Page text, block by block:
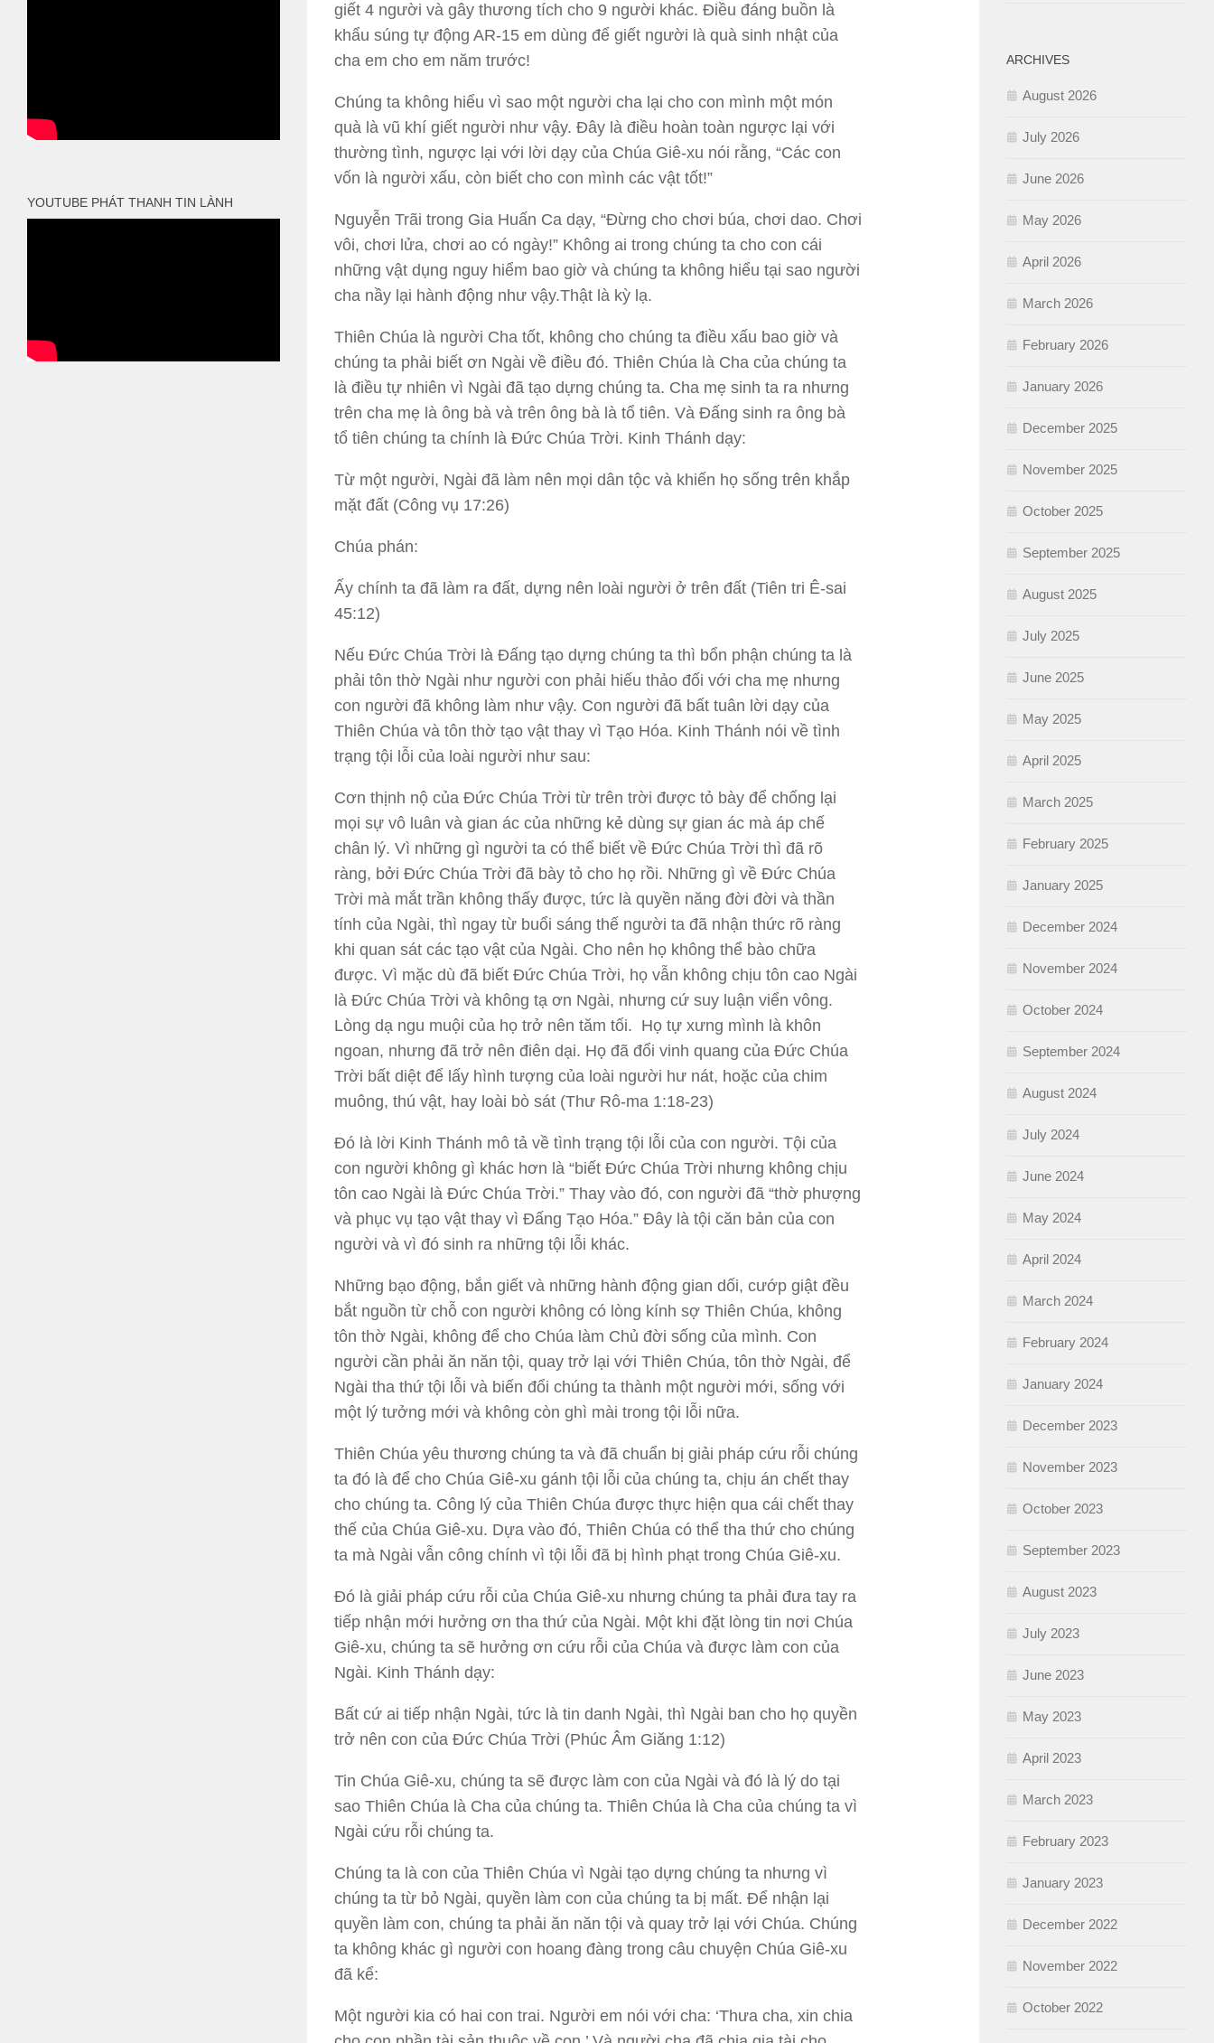
giết 4 người và gây thương tích cho 9 người khác. Điều đáng buồn là
khẩu súng tự động AR-15 em dùng để giết người là quà sinh nhật của
cha em cho em năm trước!
Chúng ta không hiểu vì sao một người cha lại cho con mình một món
quà là vũ khí giết người như vậy. Đây là điều hoàn toàn ngược lại với
thường tình, ngược lại với lời dạy của Chúa Giê-xu nói rằng, “Các con
vốn là người xấu, còn biết cho con mình các vật tốt!”
Nguyễn Trãi trong Gia Huấn Ca dạy, “Đừng cho chơi búa, chơi dao. Chơi
vôi, chơi lửa, chơi ao có ngày!” Không ai trong chúng ta cho con cái
những vật dụng nguy hiểm bao giờ và chúng ta không hiểu tại sao người
cha nầy lại hành động như vậy.Thật là kỳ lạ.
Thiên Chúa là người Cha tốt, không cho chúng ta điều xấu bao giờ và
chúng ta phải biết ơn Ngài về điều đó. Thiên Chúa là Cha của chúng ta
là điều tự nhiên vì Ngài đã tạo dựng chúng ta. Cha mẹ sinh ta ra nhưng
trên cha mẹ là ông bà và trên ông bà là tổ tiên. Và Đấng sinh ra ông bà
tổ tiên chúng ta chính là Đức Chúa Trời. Kinh Thánh dạy:
Từ một người, Ngài đã làm nên mọi dân tộc và khiến họ sống trên khắp
mặt đất (Công vụ 17:26)
Chúa phán:
Ấy chính ta đã làm ra đất, dựng nên loài người ở trên đất (Tiên tri Ê-sai
45:12)
Nếu Đức Chúa Trời là Đấng tạo dựng chúng ta thì bổn phận chúng ta là
phải tôn thờ Ngài như người con phải hiếu thảo đối với cha mẹ nhưng
con người đã không làm như vậy. Con người đã bất tuân lời dạy của
Thiên Chúa và tôn thờ tạo vật thay vì Tạo Hóa. Kinh Thánh nói về tình
trạng tội lỗi của loài người như sau:
Cơn thịnh nộ của Đức Chúa Trời từ trên trời được tỏ bày để chống lại
mọi sự vô luân và gian ác của những kẻ dùng sự gian ác mà áp chế
chân lý. Vì những gì người ta có thể biết về Đức Chúa Trời thì đã rõ
ràng, bởi Đức Chúa Trời đã bày tỏ cho họ rồi. Những gì về Đức Chúa
Trời mà mắt trần không thấy được, tức là quyền năng đời đời và thần
tính của Ngài, thì ngay từ buổi sáng thế người ta đã nhận thức rõ ràng
khi quan sát các tạo vật của Ngài. Cho nên họ không thể bào chữa
được. Vì mặc dù đã biết Đức Chúa Trời, họ vẫn không chịu tôn cao Ngài
là Đức Chúa Trời và không tạ ơn Ngài, nhưng cứ suy luận viển vông.
Lòng dạ ngu muội của họ trở nên tăm tối. Họ tự xưng mình là khôn
ngoan, nhưng đã trở nên điên dại. Họ đã đổi vinh quang của Đức Chúa
Trời bất diệt để lấy hình tượng của loài người hư nát, hoặc của chim
muông, thú vật, hay loài bò sát (Thư Rô-ma 1:18-23)
Đó là lời Kinh Thánh mô tả về tình trạng tội lỗi của con người. Tội của
con người không gì khác hơn là “biết Đức Chúa Trời nhưng không chịu
tôn cao Ngài là Đức Chúa Trời.” Thay vào đó, con người đã “thờ phượng
và phục vụ tạo vật thay vì Đấng Tạo Hóa.” Đây là tội căn bản của con
người và vì đó sinh ra những tội lỗi khác.
Những bạo động, bắn giết và những hành động gian dối, cướp giật đều
bắt nguồn từ chỗ con người không có lòng kính sợ Thiên Chúa, không
tôn thờ Ngài, không để cho Chúa làm Chủ đời sống của mình. Con
người cần phải ăn năn tội, quay trở lại với Thiên Chúa, tôn thờ Ngài, để
Ngài tha thứ tội lỗi và biến đổi chúng ta thành một người mới, sống với
một lý tưởng mới và không còn ghì mài trong tội lỗi nữa.
Thiên Chúa yêu thương chúng ta và đã chuẩn bị giải pháp cứu rỗi chúng
ta đó là để cho Chúa Giê-xu gánh tội lỗi của chúng ta, chịu án chết thay
cho chúng ta. Công lý của Thiên Chúa được thực hiện qua cái chết thay
thế của Chúa Giê-xu. Dựa vào đó, Thiên Chúa có thể tha thứ cho chúng
ta mà Ngài vẫn công chính vì tội lỗi đã bị hình phạt trong Chúa Giê-xu.
Đó là giải pháp cứu rỗi của Chúa Giê-xu nhưng chúng ta phải đưa tay ra
tiếp nhận mới hưởng ơn tha thứ của Ngài. Một khi đặt lòng tin nơi Chúa
Giê-xu, chúng ta sẽ hưởng ơn cứu rỗi của Chúa và được làm con của
Ngài. Kinh Thánh dạy:
Bất cứ ai tiếp nhận Ngài, tức là tin danh Ngài, thì Ngài ban cho họ quyền
trở nên con của Đức Chúa Trời (Phúc Âm Giăng 1:12)
Tin Chúa Giê-xu, chúng ta sẽ được làm con của Ngài và đó là lý do tại
sao Thiên Chúa là Cha của chúng ta. Thiên Chúa là Cha của chúng ta vì
Ngài cứu rỗi chúng ta.
Chúng ta là con của Thiên Chúa vì Ngài tạo dựng chúng ta nhưng vì
chúng ta từ bỏ Ngài, quyền làm con của chúng ta bị mất. Để nhận lại
quyền làm con, chúng ta phải ăn năn tội và quay trở lại với Chúa. Chúng
ta không khác gì người con hoang đàng trong câu chuyện Chúa Giê-xu
đã kể:
Một người kia có hai con trai. Người em nói với cha: ‘Thưa cha, xin chia
YOUTUBE PHÁT THANH TIN LÀNH
ARCHIVES
August 2026
July 2026
June 2026
May 2026
April 2026
March 2026
February 2026
January 2026
December 2025
November 2025
October 2025
September 2025
August 2025
July 2025
June 2025
May 2025
April 2025
March 2025
February 2025
January 2025
December 2024
November 2024
October 2024
September 2024
August 2024
July 2024
June 2024
May 2024
April 2024
March 2024
February 2024
January 2024
December 2023
November 2023
October 2023
September 2023
August 2023
July 2023
June 2023
May 2023
April 2023
March 2023
February 2023
January 2023
December 2022
November 2022
October 2022